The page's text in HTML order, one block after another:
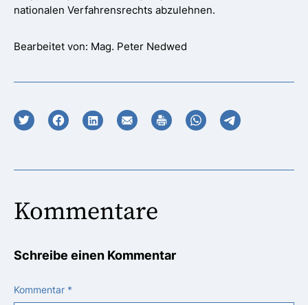
nationalen Verfahrensrechts abzulehnen.
Bearbeitet von: Mag. Peter Nedwed
Kommentare
Schreibe einen Kommentar
Kommentar *